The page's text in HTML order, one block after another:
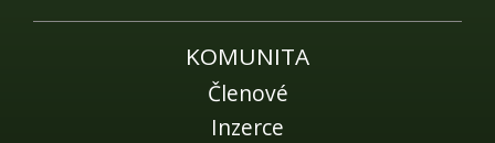
KOMUNITA
Členové
Inzerce